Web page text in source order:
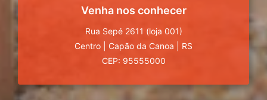
Venha nos conhecer
Rua Sepé 2611 (loja 001)
Centro
Capão da Canoa
RS
CEP: 95555000